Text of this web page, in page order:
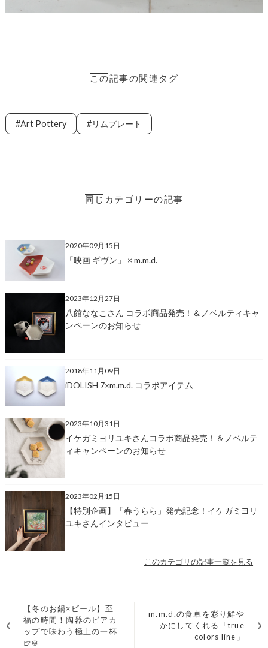
この記事の関連タグ
Art Pottery リムプレート
同じカテゴリーの記事
2020年09月15日
「映画 ギヴン」 × m.m.d.
2023年12月27日
八館ななこさん コラボ商品発売！＆ノベルティキャ
ンペーンのお知らせ
2018年11月09日
iDOLISH 7×m.m.d. コラボアイテム
2023年10月31日
イケガミヨリユキさんコラボ商品発売！＆ノベルテ
ィキャンペーンのお知らせ
2023年02月15日
【特別企画】「春うらら」発売記念！イケガミヨリ
ユキさんインタビュー
このカテゴリの記事一覧を見る
【冬のお鍋×ビール】至
福の時間！陶器のビアカ
ップで味わう極上の一杯
🍺❄️
m.m.d.の食卓を彩り鮮や
かにしてくれる「true
colors line」